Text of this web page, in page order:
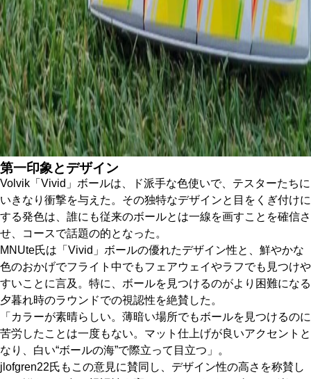
第一印象とデザイン
Volvik「Vivid」ボールは、ド派手な色使いで、テスターたちに
いきなり衝撃を与えた。その独特なデザインと目をくぎ付けに
する発色は、誰にも従来のボールとは一線を画すことを確信さ
せ、コースで話題の的となった。
MNUte氏は「Vivid」ボールの優れたデザイン性と、鮮やかな
色のおかげでフライト中でもフェアウェイやラフでも見つけや
すいことに言及。特に、ボールを見つけるのがより困難になる
夕暮れ時のラウンドでの視認性を絶賛した。
「カラーが素晴らしい。薄暗い場所でもボールを見つけるのに
苦労したことは一度もない。マット仕上げが良いアクセントと
なり、白い“ボールの海”で際立って目立つ」。
jlofgren22氏もこの意見に賛同し、デザイン性の高さを称賛し